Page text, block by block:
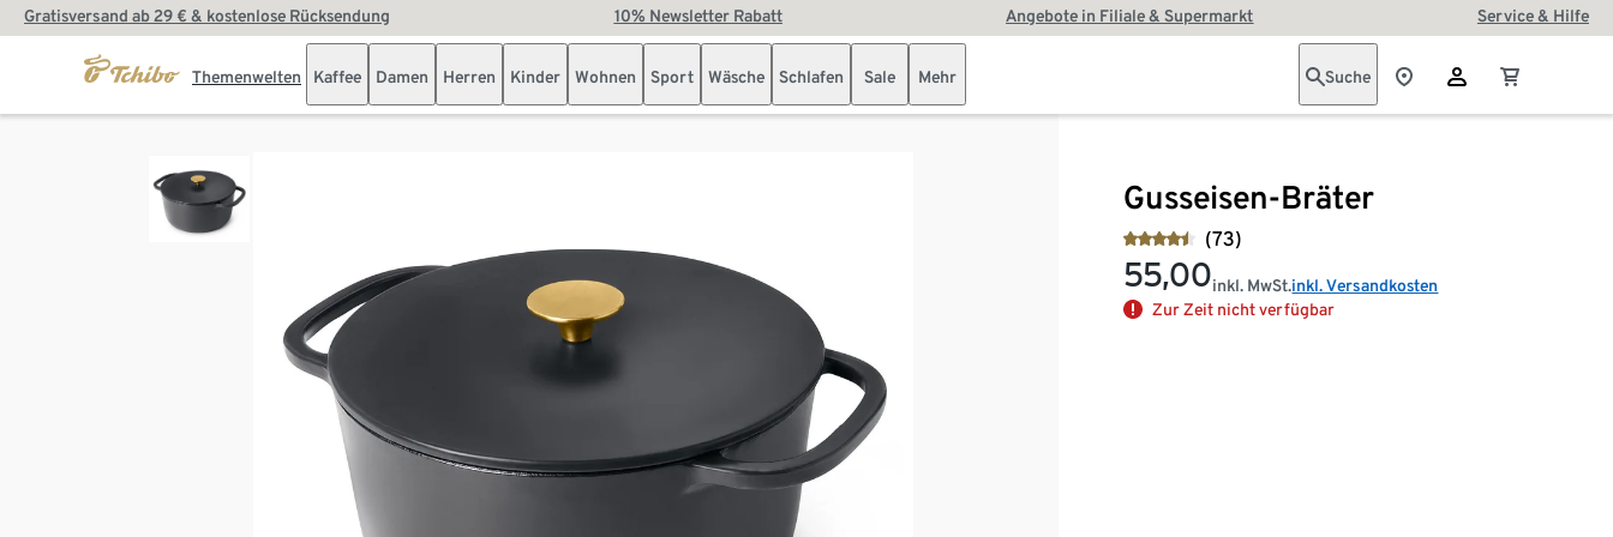
Gratisversand ab 29 € & kostenlose Rücksendung 10% Newsletter Rabatt Angebote in Filiale & Supermarkt Service & Hilfe
Themenwelten Kaffee Damen Herren Kinder Wohnen Sport Wäsche Schlafen Sale Mehr Suche
Gusseisen-Bräter
(73)
55,00inkl. MwSt.inkl. Versandkosten
Zur Zeit nicht verfügbar